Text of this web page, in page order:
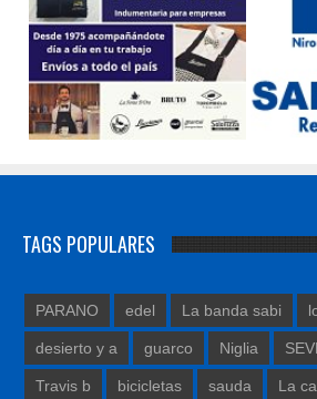
TAGS POPULARES
PARANO edel La banda sabi
desierto y a guarco Niglia
Travis b bicicletas sauda La